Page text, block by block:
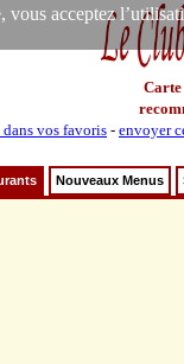
acceptez
Carte
vos favoris - envoyer
Nouveaux Menus